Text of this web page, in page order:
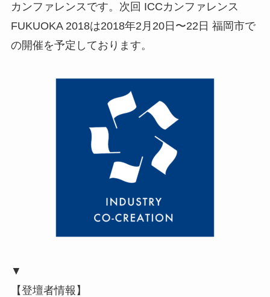
カンファレンスです。次回 ICCカンファレンス
FUKUOKA 2018は2018年2月20日〜22日 福岡市で
の開催を予定しております。
▼
【登壇者情報】